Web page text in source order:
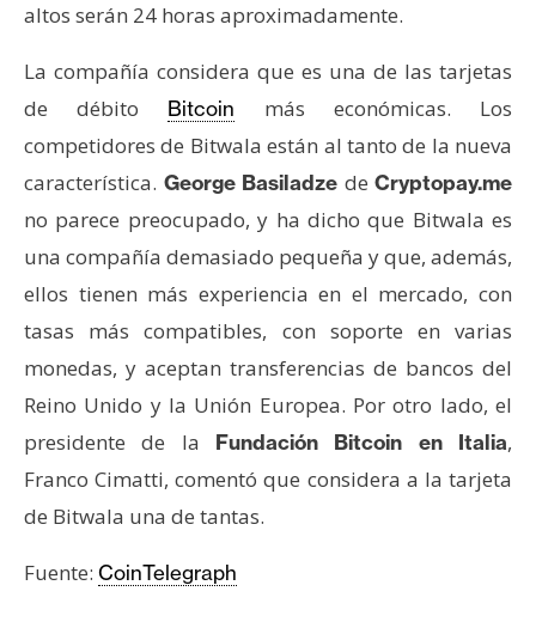
e
P
e
n
s
a
T
e
m
a
s
e
u
altos serán 24 horas aproximadamente.
La compañía considera que es una de las tarjetas
de débito Bitcoin
más económicas. Los
competidores de Bitwala están al tanto de la nueva
característica. George Basiladze de Cryptopay.me
no parece preocupado, y ha dicho que Bitwala es
una compañía demasiado pequeña y que, además,
ellos tienen más experiencia en el mercado, con
tasas más compatibles, con soporte en varias
monedas, y aceptan transferencias de bancos del
Reino Unido y la Unión Europea. Por otro lado, el
presidente de la Fundación Bitcoin en Italia,
Franco Cimatti, comentó que considera a la tarjeta
de Bitwala una de tantas.
Fuente: CoinTelegraph